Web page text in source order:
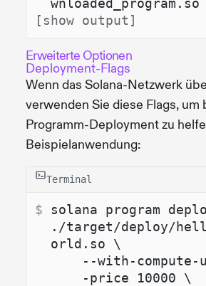
wnloaded_program.so
[show output]
Erweiterte Optionen
Deployment-Flags
Wenn das Solana-Netzwerk
verwenden Sie diese Flags, um
Programm-Deployment zu
Beispielanwendung:
Terminal
$ solana program
./target/deploy/
orld.so \
--with-compute-
-price 10000 \